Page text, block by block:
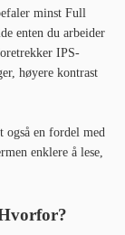
minst Full
enten du arbeider
IPS-
høyere kontrast
også en fordel med
enklere å lese,